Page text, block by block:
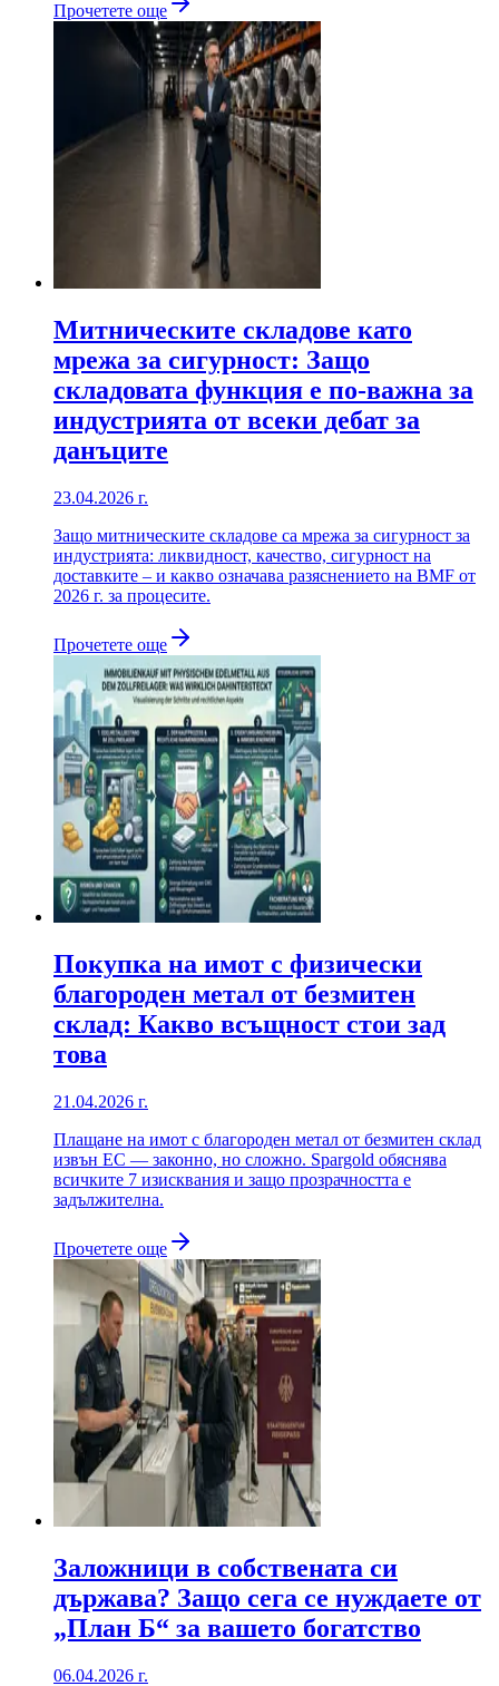
Прочетете още
Митническите складове като
мрежа за сигурност: Защо
складовата функция е по-важна за
индустрията от всеки дебат за
данъците
23.04.2026 г.
Защо митническите складове са мрежа за сигурност за
индустрията: ликвидност, качество, сигурност на
доставките – и какво означава разяснението на BMF от
2026 г. за процесите.
Прочетете още
Покупка на имот с физически
благороден метал от безмитен
склад: Какво всъщност стои зад
това
21.04.2026 г.
Плащане на имот с благороден метал от безмитен склад
извън ЕС — законно, но сложно. Spargold обяснява
всичките 7 изисквания и защо прозрачността е
задължителна.
Прочетете още
Заложници в собствената си
държава? Защо сега се нуждаете от
„План Б“ за вашето богатство
06.04.2026 г.